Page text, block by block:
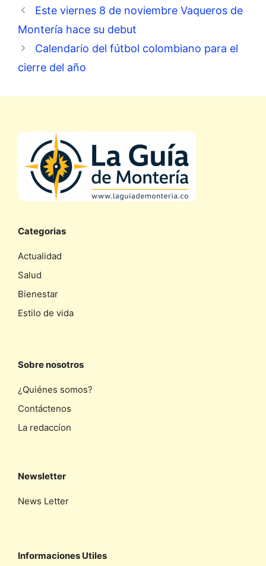
Este viernes 8 de noviembre Vaqueros de
Montería hace su debut
Calendario del fútbol colombiano para el
cierre del año
Categorias
Actualidad
Salud
Bienestar
Estilo de vida
Sobre nosotros
¿Quiénes somos?
Contáctenos
La redaccíon
Newsletter
News Letter
Informaciones Utiles